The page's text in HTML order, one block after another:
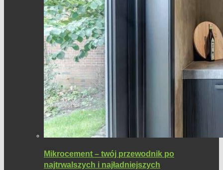
Mikrocement – twój przewodnik po
najtrwalszych i najładniejszych